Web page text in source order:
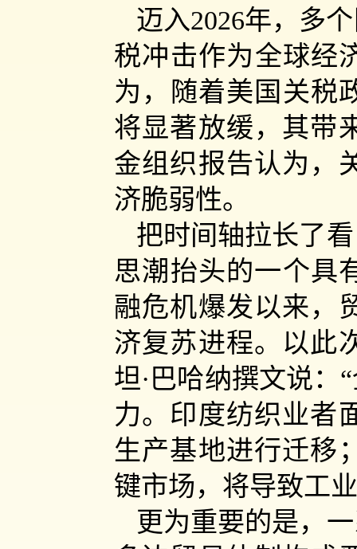
迈入2026年，多
税冲击作为全球经
为，随着美国关税
将显著放缓，其带
金组织报告认为，
济脆弱性。
把时间轴拉长了
思潮抬头的一个具
融危机爆发以来，
济复苏进程。以此
坦·巴哈纳撰文说：
力。印度纺织业者
生产基地进行迁移
键市场，将导致工
更为重要的是，